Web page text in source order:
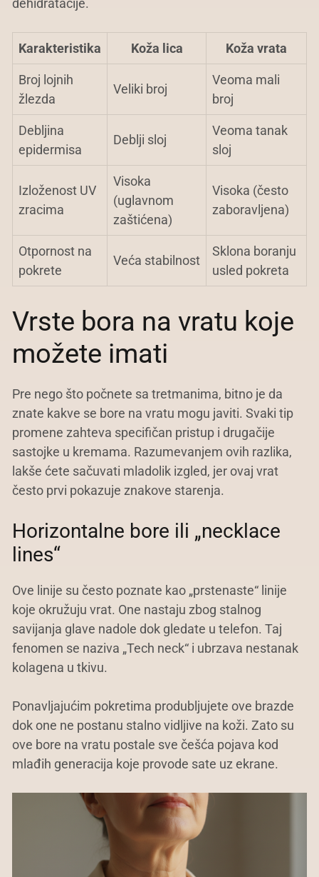
dehidratacije.
Karakteristika Koža lica Koža vrata
Broj lojnih
žlezda
Veliki broj
Veoma mali
broj
Debljina
epidermisa
Deblji sloj
Veoma tanak
sloj
Izloženost UV
zracima
Visoka
(uglavnom
zaštićena)
Visoka (često
zaboravljena)
Otpornost na
pokrete
Veća stabilnost
Sklona boranju
usled pokreta
Vrste bora na vratu koje
možete imati
Pre nego što počnete sa tretmanima, bitno je da
znate kakve se bore na vratu mogu javiti. Svaki tip
promene zahteva specifičan pristup i drugačije
sastojke u kremama. Razumevanjem ovih razlika,
lakše ćete sačuvati mladolik izgled, jer ovaj vrat
često prvi pokazuje znakove starenja.
Horizontalne bore ili „necklace
lines“
Ove linije su često poznate kao „prstenaste“ linije
koje okružuju vrat. One nastaju zbog stalnog
savijanja glave nadole dok gledate u telefon. Taj
fenomen se naziva „Tech neck“ i ubrzava nestanak
kolagena u tkivu.
Ponavljajućim pokretima produbljujete ove brazde
dok one ne postanu stalno vidljive na koži. Zato su
ove bore na vratu postale sve češća pojava kod
mlađih generacija koje provode sate uz ekrane.